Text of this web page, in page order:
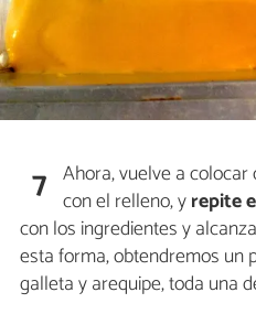
7 Ahora, vuelve a
con el relleno, yrepite
con los ingredientes y
esta forma, obtendremos un
galleta y arequipe, toda una